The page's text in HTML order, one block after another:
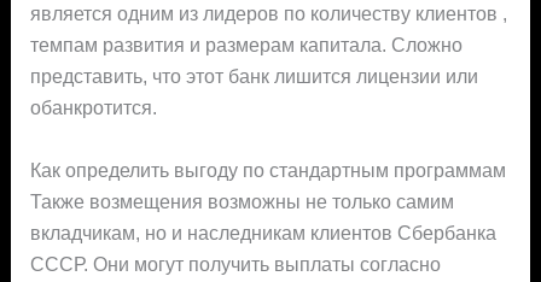
является одним из лидеров по количеству клиентов ,
темпам развития и размерам капитала. Сложно
представить, что этот банк лишится лицензии или
обанкротится.
Как определить выгоду по стандартным программам
Также возмещения возможны не только самим
вкладчикам, но и наследникам клиентов Сбербанка
СССР. Они могут получить выплаты согласно